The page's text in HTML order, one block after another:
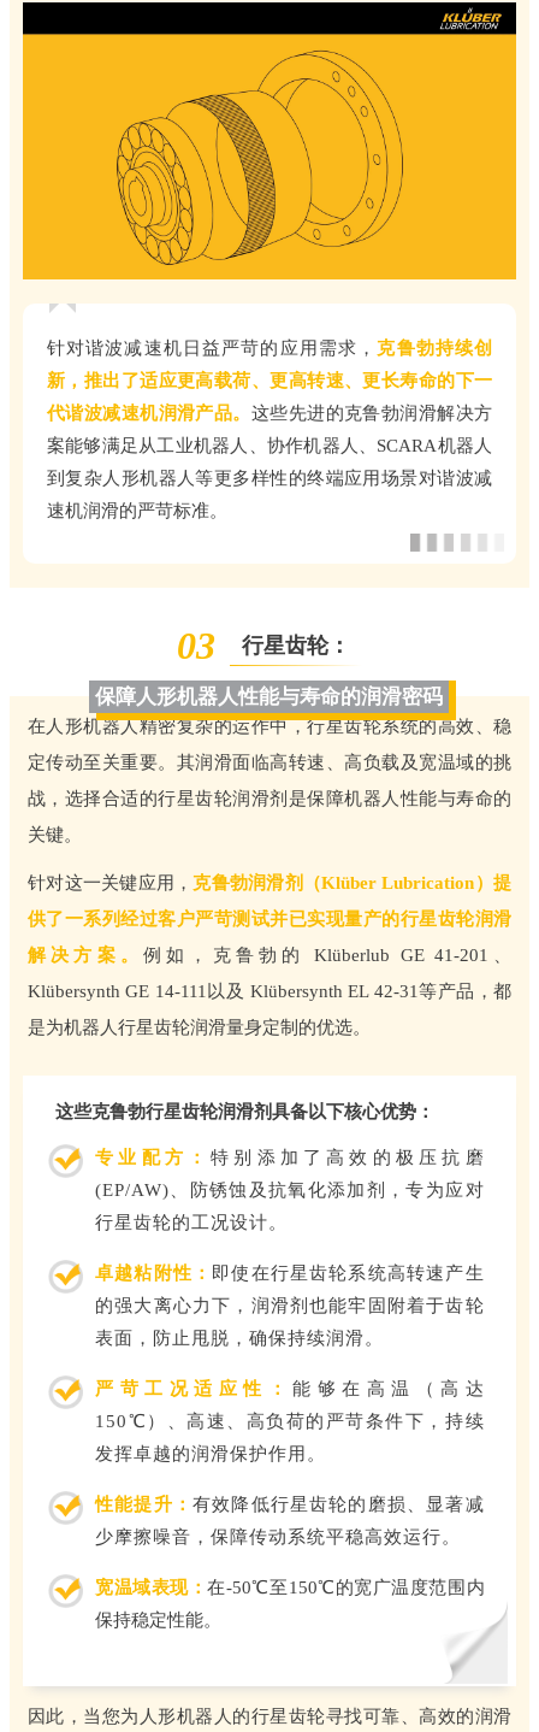
针对谐波减速机日益严苛的应用需求，克鲁勃持续创
新，推出了适应更高载荷、更高转速、更长寿命的下一
代谐波减速机润滑产品。 这些先进的克鲁勃润滑解决方
案能够满足从工业机器人、协作机器人、SCARA机器人
到复杂人形机器人等更多样性的终端应用场景对谐波减
速机润滑的严苛标准。
03 行星齿轮：
保障人形机器人性能与寿命的润滑密码
在人形机器人精密复杂的运作中，行星齿轮系统的高效、稳
定传动至关重要。其润滑面临高转速、高负载及宽温域的挑
战，选择合适的行星齿轮润滑剂是保障机器人性能与寿命的
关键。
针对这一关键应用， 克鲁勃润滑剂（Klüber Lubrication）提
供了一系列经过客户严苛测试并已实现量产的行星齿轮润滑
解决方案。 例如，克鲁勃的 Klüberlub GE 41-201、
Klübersynth GE 14-111以及 Klübersynth EL 42-31等产品，都
是为机器人行星齿轮润滑量身定制的优选。
这些克鲁勃行星齿轮润滑剂具备以下核心优势：
专业配方：特别添加了高效的极压抗磨
(EP/AW)、防锈蚀及抗氧化添加剂，专为应对
行星齿轮的工况设计。
卓越粘附性： 即使在行星齿轮系统高转速产生
的强大离心力下，润滑剂也能牢固附着于齿轮
表面，防止甩脱，确保持续润滑。
严苛工况适应性 ：能够在高温（高达
150℃）、高速、高负荷的严苛条件下，持续
发挥卓越的润滑保护作用。
性能提升： 有效降低行星齿轮的磨损、显著减
少摩擦噪音，保障传动系统平稳高效运行。
宽温域表现：在-50℃至150℃的宽广温度范围内
保持稳定性能。
因此，当您为人形机器人的行星齿轮寻找可靠、高效的润滑